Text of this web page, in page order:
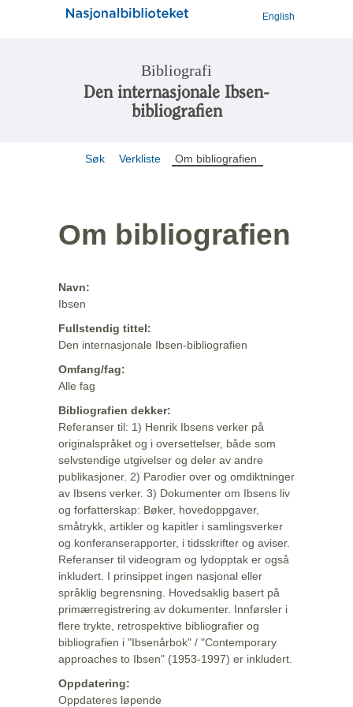
English
Bibliografi
Den internasjonale Ibsen-
bibliografien
Søk Verkliste Om bibliografien
Om bibliografien
Navn:
Ibsen
Fullstendig tittel:
Den internasjonale Ibsen-bibliografien
Omfang/fag:
Alle fag
Bibliografien dekker:
Referanser til: 1) Henrik Ibsens verker på
originalspråket og i oversettelser, både som
selvstendige utgivelser og deler av andre
publikasjoner. 2) Parodier over og omdiktninger
av Ibsens verker. 3) Dokumenter om Ibsens liv
og forfatterskap: Bøker, hovedoppgaver,
småtrykk, artikler og kapitler i samlingsverker
og konferanserapporter, i tidsskrifter og aviser.
Referanser til videogram og lydopptak er også
inkludert. I prinsippet ingen nasjonal eller
språklig begrensning. Hovedsaklig basert på
primærregistrering av dokumenter. Innførsler i
flere trykte, retrospektive bibliografier og
bibliografien i "Ibsenårbok" / "Contemporary
approaches to Ibsen" (1953-1997) er inkludert.
Oppdatering:
Oppdateres løpende